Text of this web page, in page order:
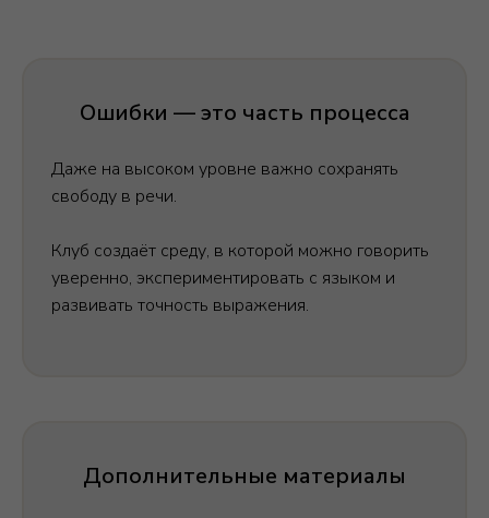
Ошибки — это часть процесса
Даже на высоком уровне важно сохранять
свободу в речи.
Клуб создаёт среду, в которой можно говорить
уверенно, экспериментировать с языком и
развивать точность выражения.
Дополнительные материалы